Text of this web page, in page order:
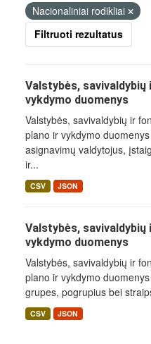
Nacionaliniai rodikliai
Filtruoti rezultatus
Valstybės,
vykdymo duomenys
Valstybės, savivaldybių ir
plano ir vykdymo
asignavimų valdytojus,
ir...
CSV JSON
Valstybės,
vykdymo duomenys
Valstybės, savivaldybių ir
plano ir vykdymo
grupes, pogrupius bei
CSV JSON